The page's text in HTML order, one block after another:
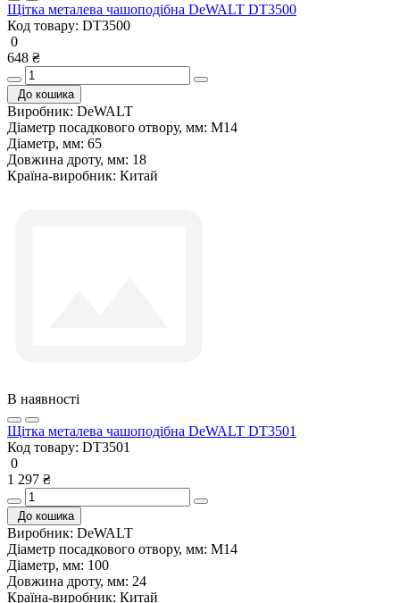
Щітка металева чашоподібна DeWALT DT3500
Код товару: DT3500
0
648 ₴
До кошика
Виробник: DeWALT
Діаметр посадкового отвору, мм: М14
Діаметр, мм: 65
Довжина дроту, мм: 18
Країна-виробник: Китай
В наявності
Щітка металева чашоподібна DeWALT DT3501
Код товару: DT3501
0
1 297 ₴
До кошика
Виробник: DeWALT
Діаметр посадкового отвору, мм: М14
Діаметр, мм: 100
Довжина дроту, мм: 24
Країна-виробник: Китай